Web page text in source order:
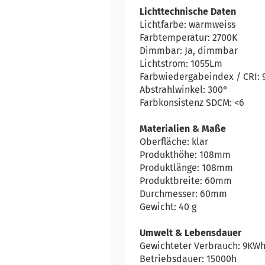
Lichttechnische Daten
Lichtfarbe: warmweiss
Farbtemperatur: 2700K
Dimmbar: Ja, dimmbar
Lichtstrom: 1055Lm
Farbwiedergabeindex / CRI:
Abstrahlwinkel: 300°
Farbkonsistenz SDCM: <6
Materialien & Maße
Oberfläche: klar
Produkthöhe: 108mm
Produktlänge: 108mm
Produktbreite: 60mm
Durchmesser: 60mm
Gewicht: 40 g
Umwelt & Lebensdauer
Gewichteter Verbrauch:
Betriebsdauer: 15000h